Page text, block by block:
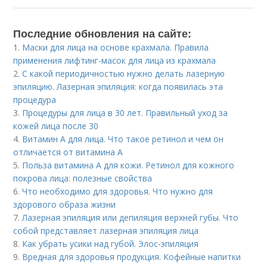
Последние обновления на сайте:
1. Маски для лица на основе крахмала. Правила
применения лифтинг-масок для лица из крахмала
2.С какой периодичностью нужно делать лазерную
эпиляцию. Лазерная эпиляция: когда появилась эта
процедура
3. Процедуры для лица в 30 лет. Правильный уход за
кожей лица после 30
4. Витамин A для лица. Что такое ретинол и чем он
отличается от витамина А
5. Польза витамина А для кожи. Ретинол для кожного
покрова лица: полезные свойства
6.Что необходимо для здоровья. Что нужно для
здорового образа жизни
7.Лазерная эпиляция или депиляция верхней губы. Что
собой представляет лазерная эпиляция лица
8. Как убрать усики над губой. Элос-эпиляция
9. Вредная для здоровья продукция. Кофейные напитки